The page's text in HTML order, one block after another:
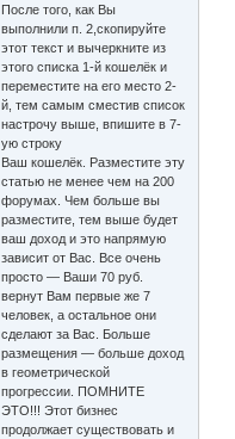
После того, как Вы
выполнили п. 2,скопируйте
этот текст и вычеркните из
этого списка 1-й кошелёк и
переместите на его место 2-
й, тем самым сместив список
настрочу выше, впишите в 7-
ую строку
Ваш кошелёк. Разместите эту
статью не менее чем на 200
форумах. Чем больше вы
разместите, тем выше будет
ваш доход и это напрямую
зависит от Вас. Все очень
просто — Ваши 70 руб.
вернут Вам первые же 7
человек, а остальное они
сделают за Вас. Больше
размещения — больше доход
в геометрической
прогрессии. ПОМНИТЕ
ЭТО!!! Этот бизнес
продолжает существовать и